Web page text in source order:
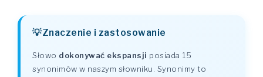
Znaczenie i zastosowanie
Słowo dokonywać ekspansji posiada 15
synonimów w naszym słowniku. Synonimy to